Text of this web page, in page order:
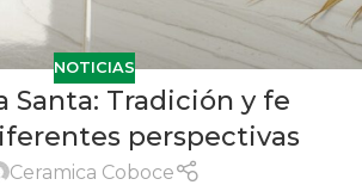
NOTICIAS
Santa: Tradición y fe
perspectivas
Ceramica Coboce